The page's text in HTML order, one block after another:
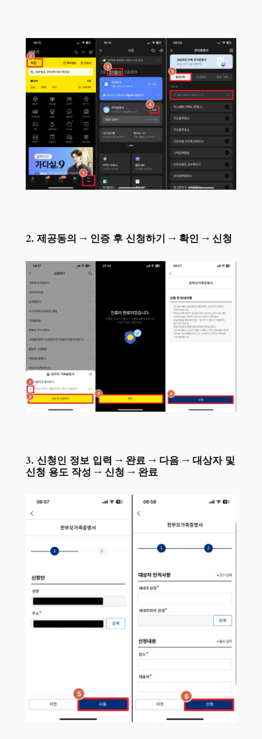
2. 제공동의 → 인증 후 신청하기 → 확인 → 신청
3. 신청인 정보 입력 → 완료 → 다음 → 대상자 및
신청 용도 작성 → 신청 → 완료